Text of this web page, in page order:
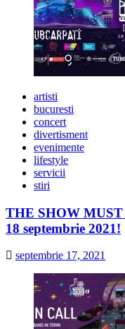
artisti
bucuresti
concert
divertisment
evenimente
lifestyle
servicii
stiri
THE SHOW MUST
18 septembrie 2021!
septembrie 17, 2021